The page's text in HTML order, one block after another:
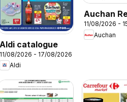
Aldi catalogue
11/08/2026 - 17/08/2026
Aldi
Auchan
prix KO
11/08/2026 -
Auchan